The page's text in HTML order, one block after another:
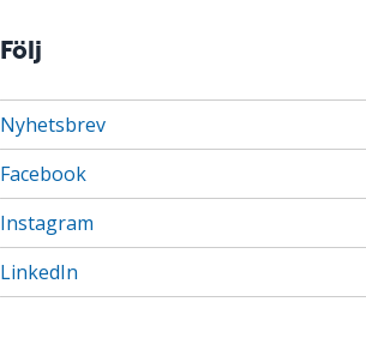
Följ
Nyhetsbrev
Facebook
Instagram
LinkedIn